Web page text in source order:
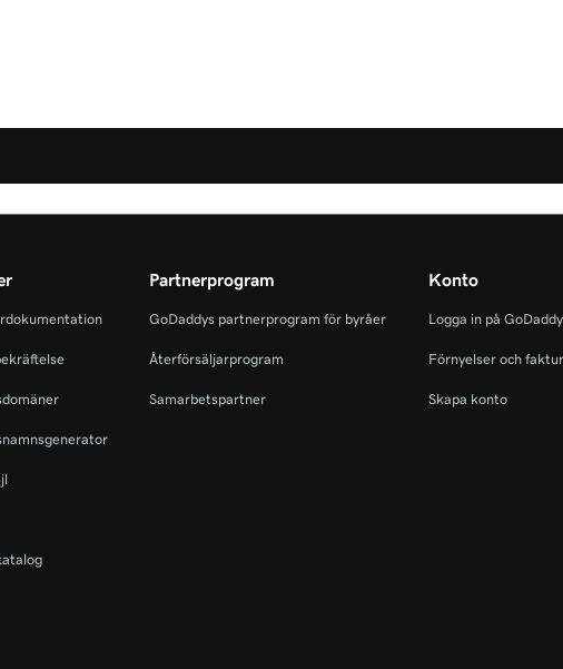
Partnerprogram
GoDaddys partnerprogram för byråer
Återförsäljarprogram
Samarbetspartner
Konto
Logga in på GoDaddy
Förnyelser och
Skapa konto